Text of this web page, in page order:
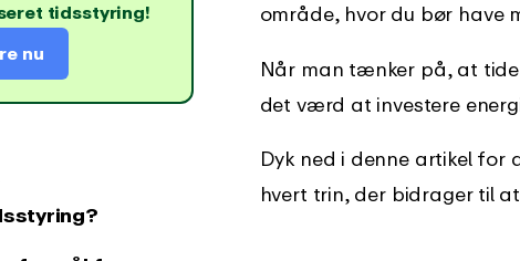
Se, hvad der er nyt i EARLY
Få
omfattende
tidsstyring!
nu
område, hvor du bør have
Når man tænker på, at
det værd at investere
Dyk ned i denne artikel
hvert trin, der bidrager til